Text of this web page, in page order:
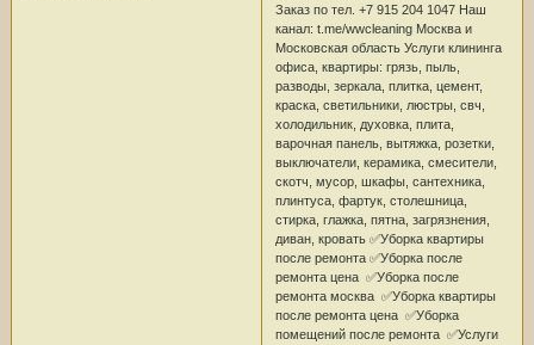
Заказ по тел. +7 915 204 1047 Наш
канал: t.me/wwcleaning Москва и
Московская область Услуги клининга
офиса, квартиры: грязь, пыль,
разводы, зеркала, плитка, цемент,
краска, светильники, люстры, свч,
холодильник, духовка, плита,
варочная панель, вытяжка, розетки,
выключатели, керамика, смесители,
скотч, мусор, шкафы, сантехника,
плинтуса, фартук, столешница,
стирка, глажка, пятна, загрязнения,
диван, кровать ✅Уборка квартиры
после ремонта ✅Уборка после
ремонта цена ✅Уборка после
ремонта москва ✅Уборка квартиры
после ремонта цена ✅Уборка
помещений после ремонта ✅Услуги